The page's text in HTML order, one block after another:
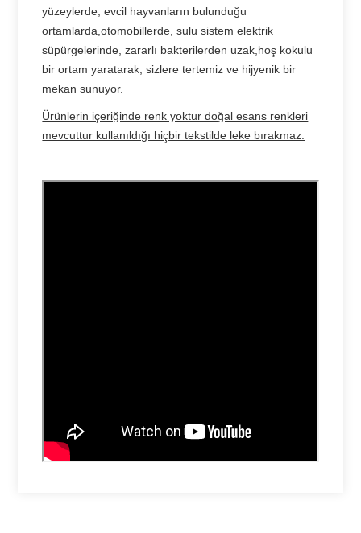
yüzeylerde, evcil hayvanların bulunduğu
ortamlarda,otomobillerde, sulu sistem elektrik
süpürgelerinde, zararlı bakterilerden uzak,hoş kokulu
bir ortam yaratarak, sizlere tertemiz ve hijyenik bir
mekan sunuyor.
Ürünlerin içeriğinde renk yoktur doğal esans renkleri
mevcuttur kullanıldığı hiçbir tekstilde leke bırakmaz.